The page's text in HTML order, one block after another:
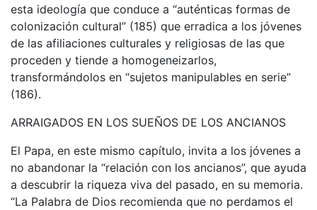
esta ideología que conduce a “auténticas formas de
colonización cultural” (185) que erradica a los jóvenes
de las afiliaciones culturales y religiosas de las que
proceden y tiende a homogeneizarlos,
transformándolos en “sujetos manipulables en serie”
(186).
ARRAIGADOS EN LOS SUEÑOS DE LOS ANCIANOS
El Papa, en este mismo capítulo, invita a los jóvenes a
no abandonar la “relación con los ancianos”, que ayuda
a descubrir la riqueza viva del pasado, en su memoria.
“La Palabra de Dios recomienda que no perdamos el